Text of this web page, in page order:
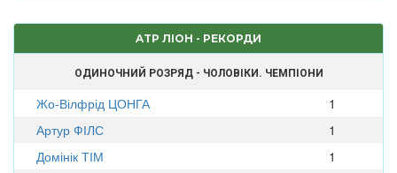
ATP ЛІОН - РЕКОРДИ
ОДИНОЧНИЙ РОЗРЯД - ЧОЛОВІКИ. ЧЕМПІОНИ
Жо-Вілфрід ЦОНГА
1
Артур ФІЛС
1
Домінік ТІМ
1